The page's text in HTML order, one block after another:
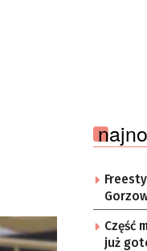
Część
już